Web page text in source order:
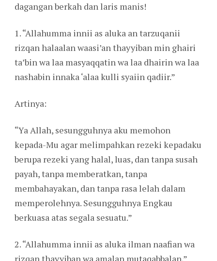
dagangan berkah dan laris manis!
1. “Allahumma innii as aluka an tarzuqanii
rizqan halaalan waasi’an thayyiban min ghairi
ta’bin wa laa masyaqqatin wa laa dhairin wa laa
nashabin innaka ‘alaa kulli syaiin qadiir.”
Artinya:
“Ya Allah, sesungguhnya aku memohon
kepada-Mu agar melimpahkan rezeki kepadaku
berupa rezeki yang halal, luas, dan tanpa susah
payah, tanpa memberatkan, tanpa
membahayakan, dan tanpa rasa lelah dalam
memperolehnya. Sesungguhnya Engkau
berkuasa atas segala sesuatu.”
2. “Allahumma innii as aluka ilman naafian wa